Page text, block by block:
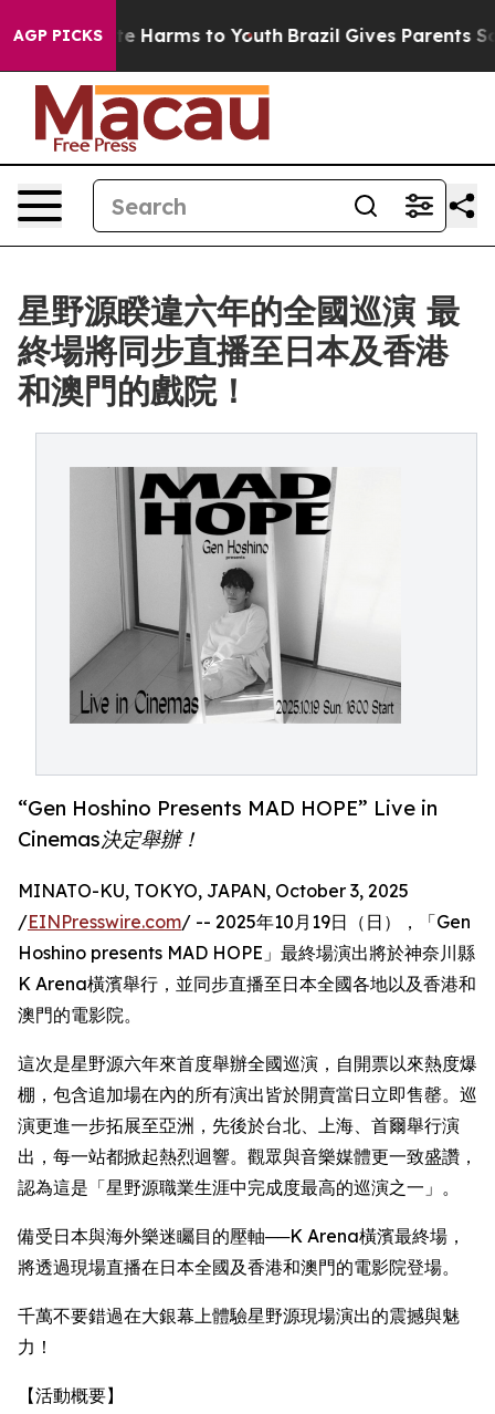
AGP PICKS
to Abate Harms to Youth Brazil Gives Parents
星野源睽違六年的全國巡演 最
終場將同步直播至日本及香港
和澳門的戲院！
“Gen Hoshino Presents MAD HOPE” Live in
Cinemas決定舉辦！
MINATO-KU, TOKYO, JAPAN, October 3, 2025
/EINPresswire.com/ -- 2025年10月19日（日），「Gen
Hoshino presents MAD HOPE」最終場演出將於神奈川縣
K Arena橫濱舉行，並同步直播至日本全國各地以及香港和
澳門的電影院。
這次是星野源六年來首度舉辦全國巡演，自開票以來熱度爆
棚，包含追加場在內的所有演出皆於開賣當日立即售罄。巡
演更進一步拓展至亞洲，先後於台北、上海、首爾舉行演
出，每一站都掀起熱烈迴響。觀眾與音樂媒體更一致盛讚，
認為這是「星野源職業生涯中完成度最高的巡演之一」。
備受日本與海外樂迷矚目的壓軸──K Arena橫濱最終場，
將透過現場直播在日本全國及香港和澳門的電影院登場。
千萬不要錯過在大銀幕上體驗星野源現場演出的震撼與魅
力！
【活動概要】